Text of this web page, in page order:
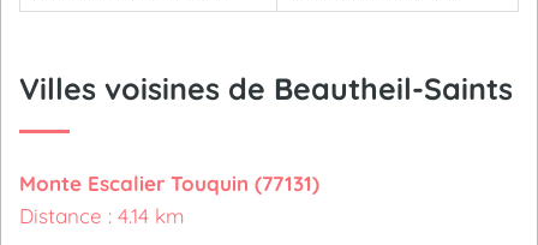
Villes voisines de Beautheil-Saints
Monte Escalier Touquin (77131)
Distance : 4.14 km